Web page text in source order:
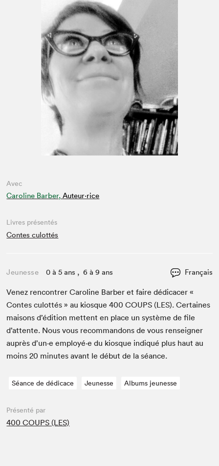
Avec
Caroline Barber, Auteur·rice
Livres présentés
Contes culottés
Jeunesse 0 à 5 ans , 6 à 9 ans Français
Venez ren­con­tr­er Car­o­line Bar­ber et faire dédi­cac­er «
Con­tes culot­tés » au kiosque400 COUPS (LES). Cer­taines
maisons d’édi­tion met­tent en place un sys­tème de file
d’at­tente. Nous vous recom­man­dons de vous ren­seign­er
auprès d’un·e employé·e du kiosque indiqué plus haut au
moins20 min­utes avant le début de la séance.
Séance de dédicace Jeunesse Albums jeunesse
Présenté par
400 COUPS (LES)